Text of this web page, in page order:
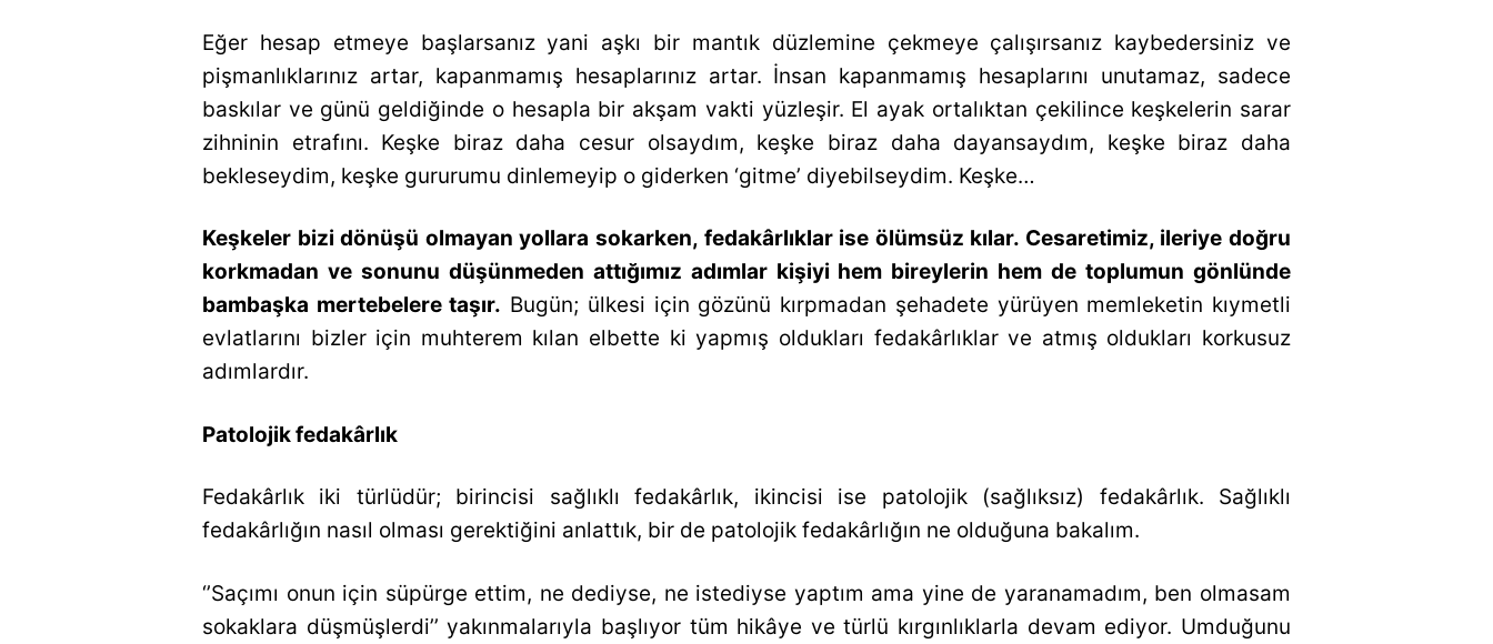
Eğer hesap etmeye başlarsanız yani aşkı bir mantık düzlemine çekmeye çalışırsanız kaybedersiniz ve
pişmanlıklarınız artar, kapanmamış hesaplarınız artar. İnsan kapanmamış hesaplarını unutamaz, sadece
baskılar ve günü geldiğinde o hesapla bir akşam vakti yüzleşir. El ayak ortalıktan çekilince keşkelerin sarar
zihninin etrafını. Keşke biraz daha cesur olsaydım, keşke biraz daha dayansaydım, keşke biraz daha
bekleseydim, keşke gururumu dinlemeyip o giderken ‘gitme’ diyebilseydim. Keşke…
Keşkeler bizi dönüşü olmayan yollara sokarken, fedakârlıklar ise ölümsüz kılar. Cesaretimiz, ileriye doğru
korkmadan ve sonunu düşünmeden attığımız adımlar kişiyi hem bireylerin hem de toplumun gönlünde
bambaşka mertebelere taşır. Bugün; ülkesi için gözünü kırpmadan şehadete yürüyen memleketin kıymetli
evlatlarını bizler için muhterem kılan elbette ki yapmış oldukları fedakârlıklar ve atmış oldukları korkusuz
adımlardır.
Patolojik fedakârlık
Fedakârlık iki türlüdür; birincisi sağlıklı fedakârlık, ikincisi ise patolojik (sağlıksız) fedakârlık. Sağlıklı
fedakârlığın nasıl olması gerektiğini anlattık, bir de patolojik fedakârlığın ne olduğuna bakalım.
‘’Saçımı onun için süpürge ettim, ne dediyse, ne istediyse yaptım ama yine de yaranamadım, ben olmasam
sokaklara düşmüşlerdi’’ yakınmalarıyla başlıyor tüm hikâye ve türlü kırgınlıklarla devam ediyor. Umduğunu